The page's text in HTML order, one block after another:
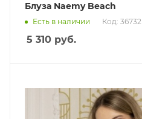
Блуза Naemy Beach
Есть в наличии Код: 36732
5 310 руб.